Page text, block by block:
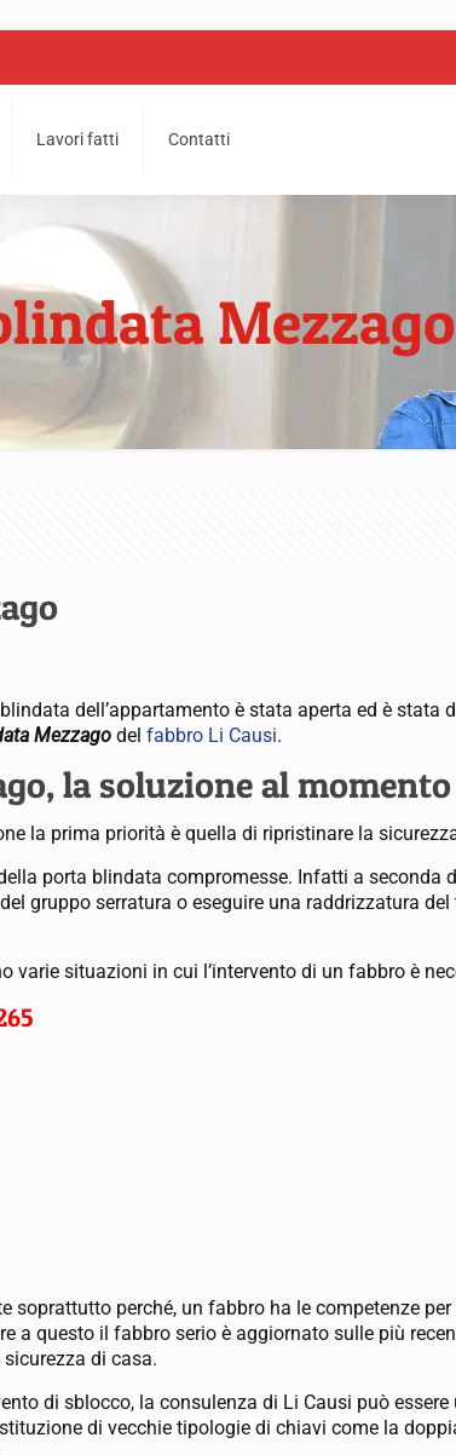
Lavori fatti Contatti
Mezzago
dell’appartamento è stata aperta ed è
Mezzago delfabbro Li Causi.
la soluzione al
la prima priorità è quella di ripristinare la
porta blindata compromesse. Infatti a seconda
gruppo serratura o eseguire una raddrizzatura
varie situazioni in cui l’intervento di un fabbro è
soprattutto perché, un fabbro ha le competenze per
a questo il fabbro serio è aggiornato sulle più
di casa.
di sblocco, la consulenza di Li Causi può essere
di vecchie tipologie di chiavi come la